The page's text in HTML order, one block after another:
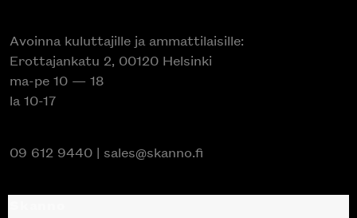
Avoinna kuluttajille ja ammattilaisille:
Erottajankatu 2, 00120 Helsinki
ma-pe 10 — 18
la 10-17
09 612 9440 | sales@skanno.fi